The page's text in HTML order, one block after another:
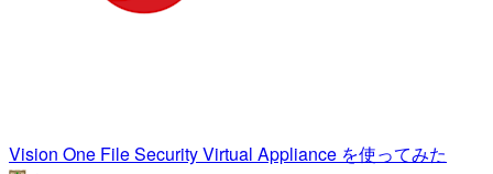
Vision One File Security Virtual Appliance を使ってみた